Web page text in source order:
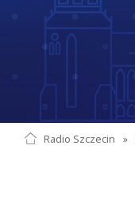
Radio Szczecin »